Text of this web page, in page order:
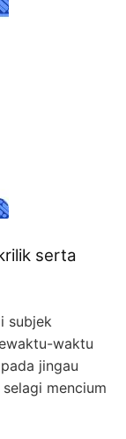
serta
subjek
waktu
jingau
mencium